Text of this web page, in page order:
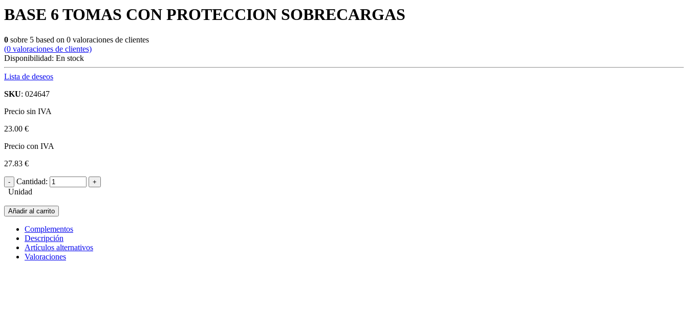
BASE 6 TOMAS CON PROTECCION SOBRECARGAS
0 sobre 5 based on 0 valoraciones de clientes
(0 valoraciones de clientes)
Disponibilidad: En stock
Lista de deseos
SKU: 024647
Precio sin IVA
23.00 €
Precio con IVA
27.83 €
Cantidad:
Unidad
Añadir al carrito
Complementos
Descripción
Artículos alternativos
Valoraciones